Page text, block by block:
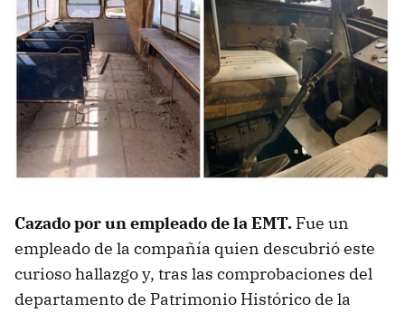
Cazado por un empleado de la EMT. Fue un
empleado de la compañía quien descubrió este
curioso hallazgo y, tras las comprobaciones del
departamento de Patrimonio Histórico de la